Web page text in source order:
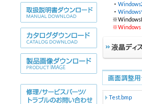
・
・
※Windows
画面調整
Test.bmp